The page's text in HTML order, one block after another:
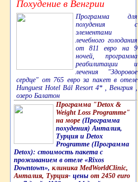
Похудение в Венгрии
Программа для
похудения с
элементами
лечебного голодания
от 811 евро на 9
ночей, программа
реабилитации и
лечения "Здоровое
сердце" от 765 евро за пакет в отеле
Hunguest Hotel Bál Resort 4* , Венгрия ,
озеро Балатон
Программа "Detox &
Weight Loss Programme"
на море (Программа
похудения) Анталия,
Турция и Detox
Programme (Программа
Detox): стоимость пакета с
проживанием в отеле «Rixos
Downtown», клиника MedWorldClinic,
Анталия, Турция- цены от 2450 euro